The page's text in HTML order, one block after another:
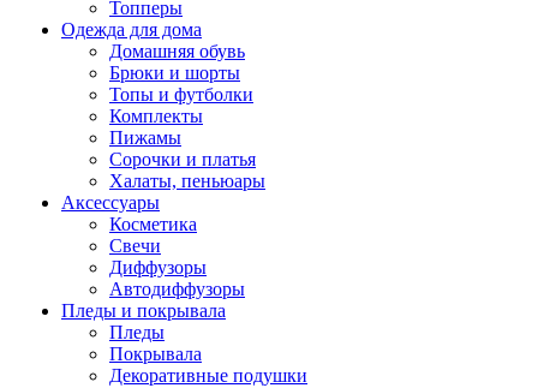
Топперы
Одежда для дома
Домашняя обувь
Брюки и шорты
Топы и футболки
Комплекты
Пижамы
Сорочки и платья
Халаты, пеньюары
Аксессуары
Косметика
Свечи
Диффузоры
Автодиффузоры
Пледы и покрывала
Пледы
Покрывала
Декоративные подушки